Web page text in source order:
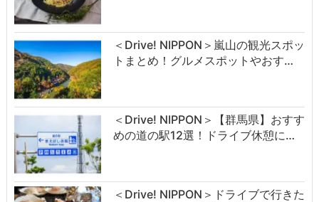
＜Drive! NIPPON＞嵐山の観光スポッ
トまとめ！グルメスポットやおす…
＜Drive! NIPPON＞【群馬県】おすす
めの道の駅12選！ドライブ休憩に…
＜Drive! NIPPON＞ドライブで行きた